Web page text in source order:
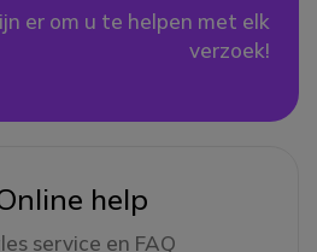
er om u te helpen met elk
verzoek!
help
service en FAQ